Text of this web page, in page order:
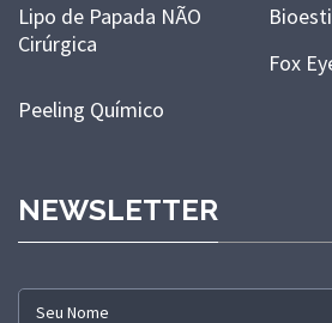
Lipo de Papada NÃO
Cirúrgica
Fox
Peeling Químico
NEWSLETTER